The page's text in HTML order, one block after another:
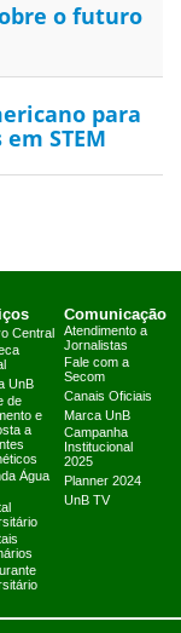
o futuro
para
STEM
Central
UnB
de
e
a
Água
Comunicação
Atendimento a
Jornalistas
Fale com a
Secom
Canais Oficiais
Marca UnB
Campanha
Institucional
2025
Planner 2024
UnB TV